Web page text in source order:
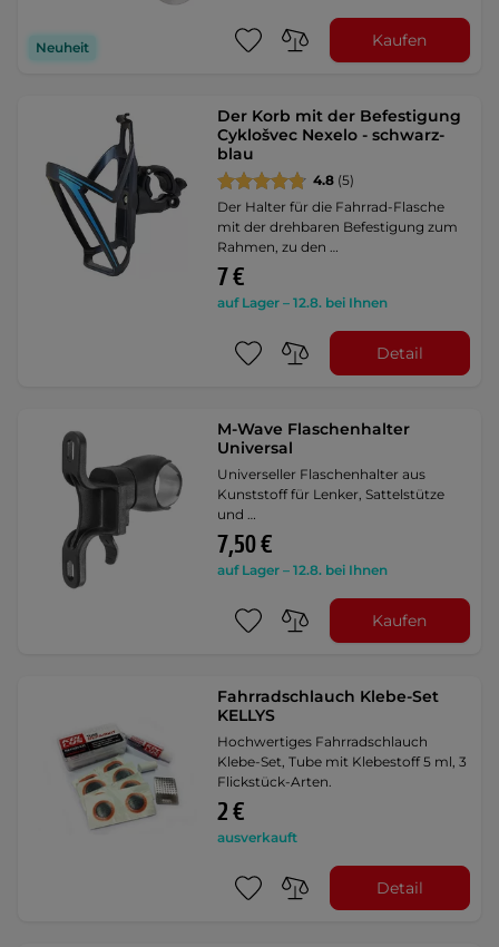
Neuheit Kaufen
Der Korb mit der Befestigung
Cyklošvec Nexelo - schwarz-
blau
4.8 (5)
Der Halter für die Fahrrad-Flasche
mit der drehbaren Befestigung zum
Rahmen, zu den …
7 €
auf Lager – 12.8. bei Ihnen
Detail
M-Wave Flaschenhalter
Universal
Universeller Flaschenhalter aus
Kunststoff für Lenker, Sattelstütze
und …
7,50 €
auf Lager – 12.8. bei Ihnen
Kaufen
Fahrradschlauch Klebe-Set
KELLYS
Hochwertiges Fahrradschlauch
Klebe-Set, Tube mit Klebestoff 5 ml, 3
Flickstück-Arten.
2 €
ausverkauft
Detail